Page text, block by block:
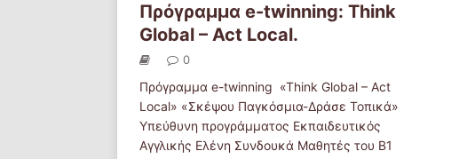
Πρόγραμμα e-twinning: Think
Global – Act Local.
0
Πρόγραμμα e-twinning «Think Global – Act
Local» «Σκέψου Παγκόσμια-Δράσε Τοπικά»
Υπεύθυνη προγράμματος Εκπαιδευτικός
Αγγλικής Ελένη Συνδουκά Μαθητές του Β1